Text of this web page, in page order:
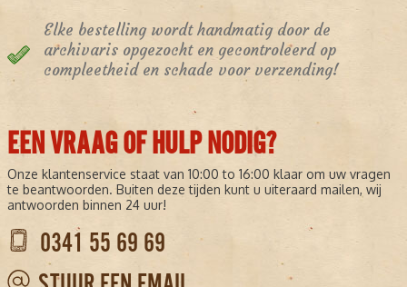
Elke bestelling wordt handmatig door de
archivaris opgezocht en gecontroleerd op
compleetheid en schade voor verzending!
EEN VRAAG OF HULP NODIG?
Onze klantenservice staat van 10:00 to 16:00 klaar om uw vragen
te beantwoorden. Buiten deze tijden kunt u uiteraard mailen, wij
antwoorden binnen 24 uur!
0341 55 69 69